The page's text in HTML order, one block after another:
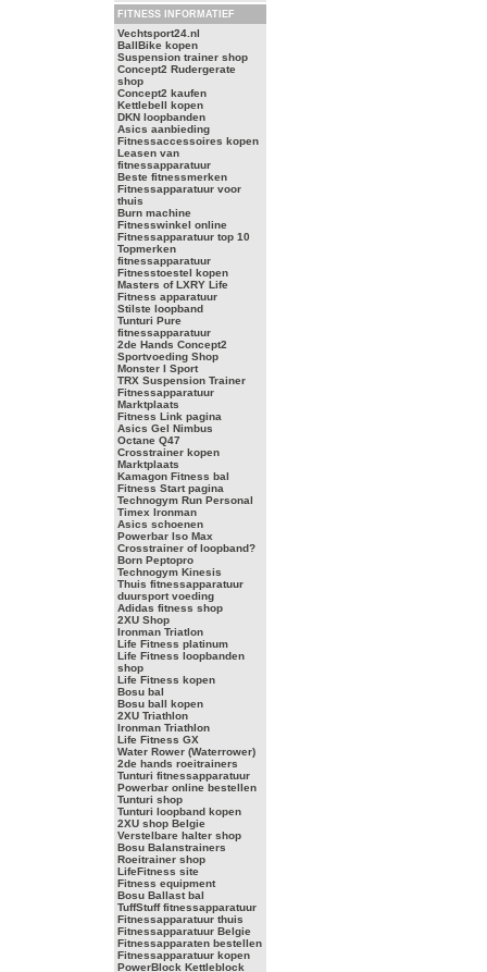
FITNESS INFORMATIEF
Vechtsport24.nl
BallBike kopen
Suspension trainer shop
Concept2 Rudergerate
shop
Concept2 kaufen
Kettlebell kopen
DKN loopbanden
Asics aanbieding
Fitnessaccessoires kopen
Leasen van
fitnessapparatuur
Beste fitnessmerken
Fitnessapparatuur voor
thuis
Burn machine
Fitnesswinkel online
Fitnessapparatuur top 10
Topmerken
fitnessapparatuur
Fitnesstoestel kopen
Masters of LXRY Life
Fitness apparatuur
Stilste loopband
Tunturi Pure
fitnessapparatuur
2de Hands Concept2
Sportvoeding Shop
Monster I Sport
TRX Suspension Trainer
Fitnessapparatuur
Marktplaats
Fitness Link pagina
Asics Gel Nimbus
Octane Q47
Crosstrainer kopen
Marktplaats
Kamagon Fitness bal
Fitness Start pagina
Technogym Run Personal
Timex Ironman
Asics schoenen
Powerbar Iso Max
Crosstrainer of loopband?
Born Peptopro
Technogym Kinesis
Thuis fitnessapparatuur
duursport voeding
Adidas fitness shop
2XU Shop
Ironman Triatlon
Life Fitness platinum
Life Fitness loopbanden
shop
Life Fitness kopen
Bosu bal
Bosu ball kopen
2XU Triathlon
Ironman Triathlon
Life Fitness GX
Water Rower (Waterrower)
2de hands roeitrainers
Tunturi fitnessapparatuur
Powerbar online bestellen
Tunturi shop
Tunturi loopband kopen
2XU shop Belgie
Verstelbare halter shop
Bosu Balanstrainers
Roeitrainer shop
LifeFitness site
Fitness equipment
Bosu Ballast bal
TuffStuff fitnessapparatuur
Fitnessapparatuur thuis
Fitnessapparatuur Belgie
Fitnessapparaten bestellen
Fitnessapparatuur kopen
PowerBlock Kettleblock